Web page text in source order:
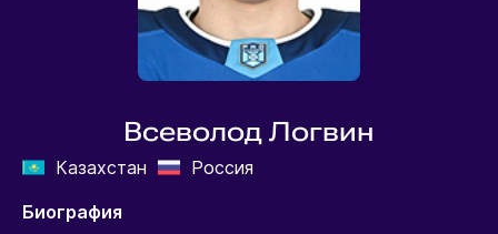
Всеволод Логвин
Казахстан
Россия
Биография